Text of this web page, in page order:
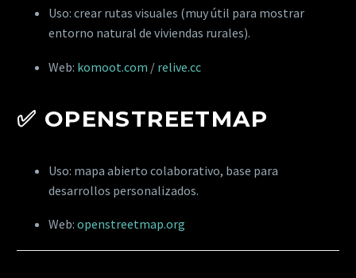
Uso: crear rutas visuales (muy útil para mostrar
entorno natural de viviendas rurales).
Web: komoot.com / relive.cc
✅ OPENSTREETMAP
Uso: mapa abierto colaborativo, base para
desarrollos personalizados.
Web: openstreetmap.org